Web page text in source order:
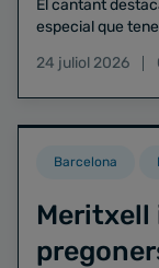
El cantant
especial que
24 juliol 2026
Barcelona
Meritxell